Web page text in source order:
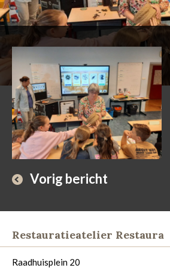
Vorig bericht
Restauratieatelier Restaura
Raadhuisplein 20